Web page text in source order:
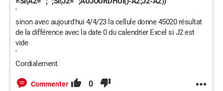
'
sinon avec aujourd'hui 4/4/23 la cellule donne 45020 résultat
de la différence avec la date 0 du calendrier Excel si J2 est
vide
'
Cordialement
Commenter 0